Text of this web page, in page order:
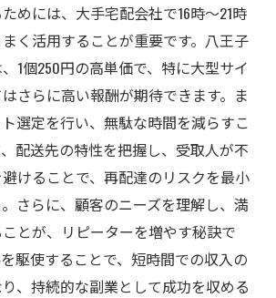
めには、大手宅配会社で16時〜21時
く活用することが重要です。八王子
1個250円の高単価で、特に大型サイ
さらに高い報酬が期待できます。ま
選定を行い、無駄な時間を減らすこ
配送先の特性を把握し、受取人が不
けることで、再配達のリスクを最小
さらに、顧客のニーズを理解し、満
とが、リピーターを増やす秘訣で
駆使することで、短時間での収入の
、持続的な副業として成功を収める